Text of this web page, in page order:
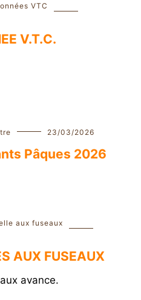
VTC
V.T.C.
23/03/2026
Pâques 2026
aux fuseaux
AUX FUSEAUX
avance.